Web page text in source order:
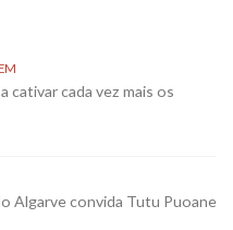
cativar cada vez mais os
Algarve convida Tutu Puoane